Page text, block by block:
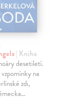
| Kniha
desetiletí.
na
zdi,